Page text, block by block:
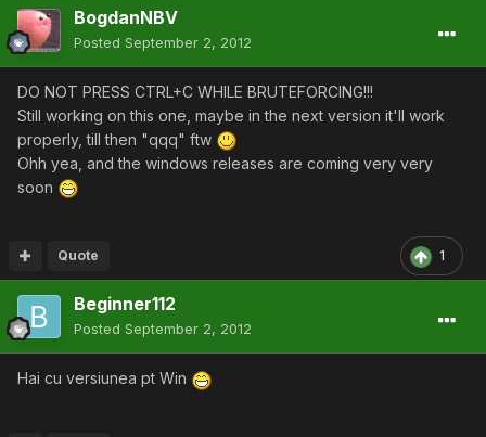
BogdanNBV
Posted September 2, 2012
DO NOT PRESS CTRL+C WHILE BRUTEFORCING!!!
Still working on this one, maybe in the next version it'll work
properly, till then "qqq" ftw
Ohh yea, and the windows releases are coming very very
soon
1
Quote
Beginner112
Posted September 2, 2012
Hai cu versiunea pt Win